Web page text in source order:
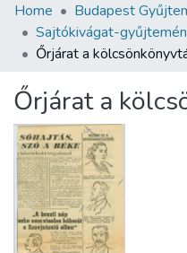
Communities &
All of DSpace
Statistics
About us
Home Budapest
Sajtókivágat-
Őrjárat a